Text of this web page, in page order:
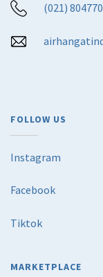
(021)
FOLLOW US
Instagram
Facebook
Tiktok
MARKETPLACE